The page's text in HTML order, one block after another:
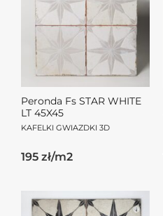
Peronda Fs STAR WHITE
LT 45X45
KAFELKI GWIAZDKI 3D
195 zł/m2